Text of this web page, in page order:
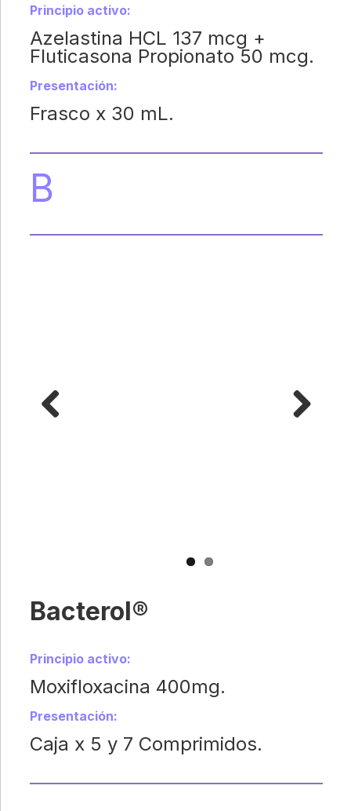
Principio activo:
Azelastina HCL 137 mcg +
Fluticasona Propionato 50 mcg.
Presentación:
Frasco x 30 mL.
B
Bacterol®
Principio activo:
Moxifloxacina 400mg.
Presentación:
Caja x 5 y 7 Comprimidos.